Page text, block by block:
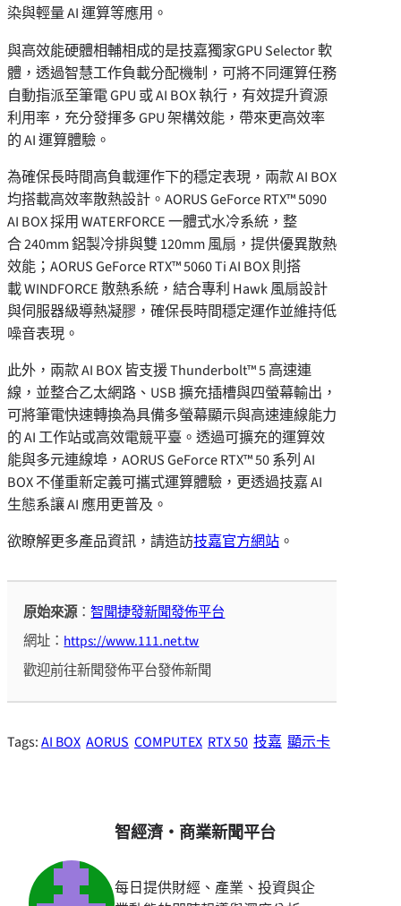
染與輕量 AI 運算等應用。
與高效能硬體相輔相成的是技嘉獨家GPU Selector 軟
體，透過智慧工作負載分配機制，可將不同運算任務
自動指派至筆電 GPU 或 AI BOX 執行，有效提升資源
利用率，充分發揮多 GPU 架構效能，帶來更高效率
的 AI 運算體驗。
為確保長時間高負載運作下的穩定表現，兩款 AI BOX
均搭載高效率散熱設計。AORUS GeForce RTX™ 5090
AI BOX 採用 WATERFORCE 一體式水冷系統，整
合 240mm 鋁製冷排與雙 120mm 風扇，提供優異散熱
效能；AORUS GeForce RTX™ 5060 Ti AI BOX 則搭
載 WINDFORCE 散熱系統，結合專利 Hawk 風扇設計
與伺服器級導熱凝膠，確保長時間穩定運作並維持低
噪音表現。
此外，兩款 AI BOX 皆支援 Thunderbolt™ 5 高速連
線，並整合乙太網路、USB 擴充插槽與四螢幕輸出，
可將筆電快速轉換為具備多螢幕顯示與高速連線能力
的 AI 工作站或高效電競平臺。透過可擴充的運算效
能與多元連線埠，AORUS GeForce RTX™ 50 系列 AI
BOX 不僅重新定義可攜式運算體驗，更透過技嘉 AI
生態系讓 AI 應用更普及。
欲瞭解更多產品資訊，請造訪技嘉官方網站 。
原始來源：智聞捷發新聞發佈平台
網址：https://www.111.net.tw
歡迎前往新聞發佈平台發佈新聞
Tags:AI BOX AORUS COMPUTEX RTX 50 技嘉 顯示卡
智經濟・商業新聞平台
每日提供財經、產業、投資與企